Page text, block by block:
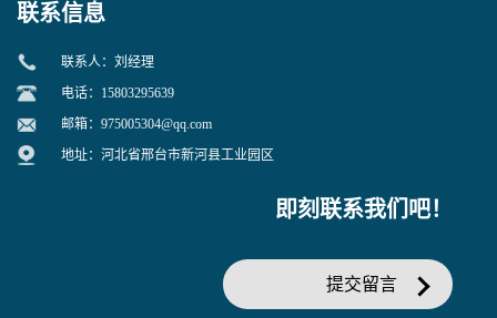
联系信息
联系人：刘经理
电话：15803295639
邮箱： 975005304@qq.com
地址：河北省邢台市新河县工业园区
即刻联系我们吧！
提交留言